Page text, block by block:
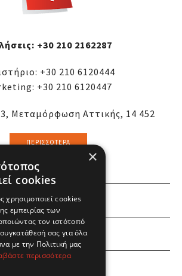
+30 210 2162287
+30 210 6120444
+30 210 6120447
Μεταμόρφωση Αττικής, 14 452
ΠΕΡΙΣΣΌΤΕΡΑ
ΕΜΕΙΣ
ΕΣΕΙΣ
×
cookies
χρησιμοποιεί cookies
εμπειρίας των
τον ιστότοπό
σας για όλα
με την Πολιτική μας
περισσότερα